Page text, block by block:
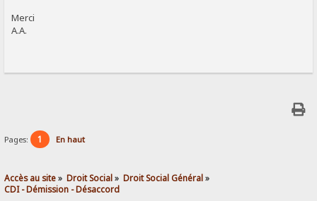
Merci
A.A.
Pages: 1 En haut
Accès au site» Droit Social» Droit Social Général»
CDI - Démission - Désaccord